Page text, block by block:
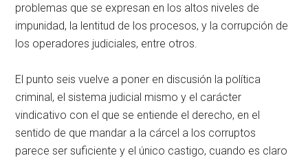
problemas que se expresan en los altos niveles de
impunidad, la lentitud de los procesos, y la corrupción de
los operadores judiciales, entre otros.
El punto seis vuelve a poner en discusión la política
criminal, el sistema judicial mismo y el carácter
vindicativo con el que se entiende el derecho, en el
sentido de que mandar a la cárcel a los corruptos
parece ser suficiente y el único castigo, cuando es claro